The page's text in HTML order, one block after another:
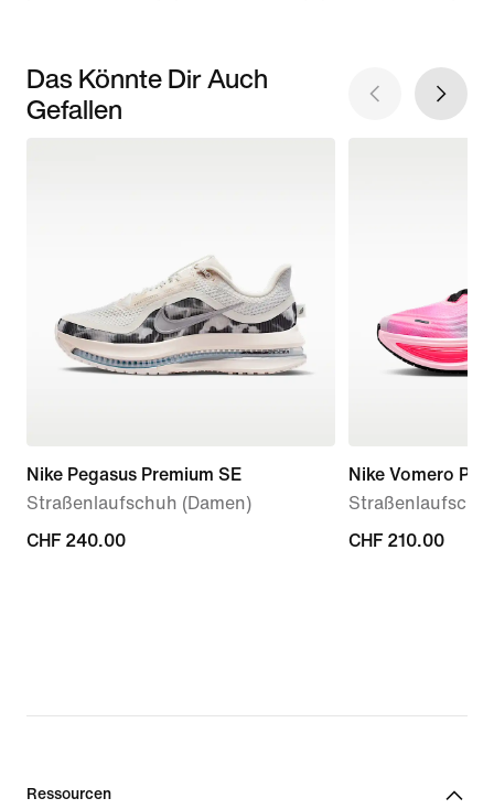
Das Könnte Dir Auch
Gefallen
Nike Pegasus Premium SE
Straßenlaufschuh (Damen)
CHF 240.00
CHF 240.00
Nike Vomero Plus
CHF 210.00
CHF 210.00
Ressourcen